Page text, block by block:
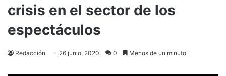
crisis en el sector de los
espectáculos
Redacción 26 junio, 2020 0 Menos de un minuto